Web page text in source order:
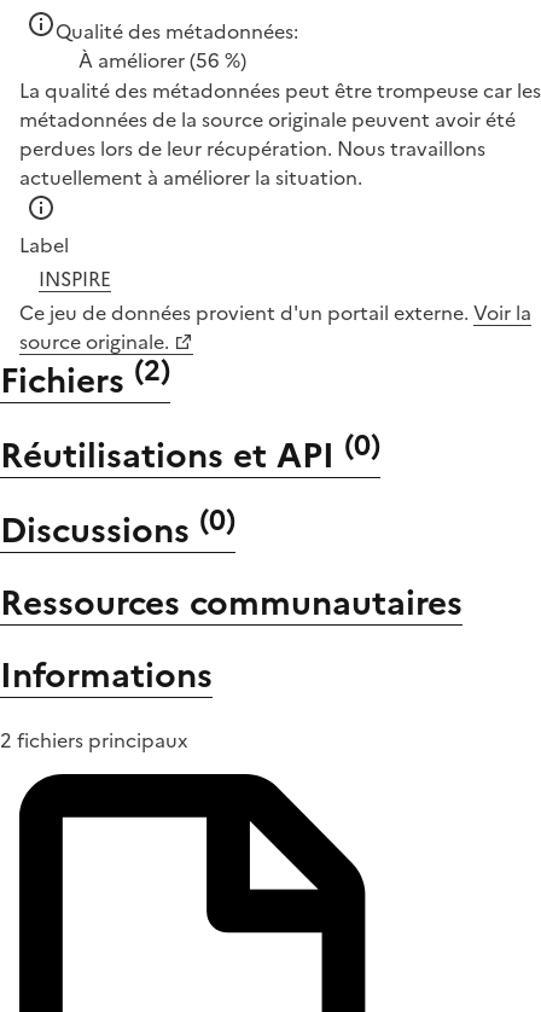
Qualité des métadonnées:
À améliorer(56 %)
La qualité des métadonnées peut être trompeuse car les
métadonnées de la source originale peuvent avoir été
perdues lors de leur récupération. Nous travaillons
actuellement à améliorer la situation.
Label
INSPIRE
Ce jeu de données provient d'un portail externe. Voir la
source originale.
Fichiers (2)
Réutilisations et API (0)
Discussions (0)
Ressources communautaires
Informations
2 fichiers principaux